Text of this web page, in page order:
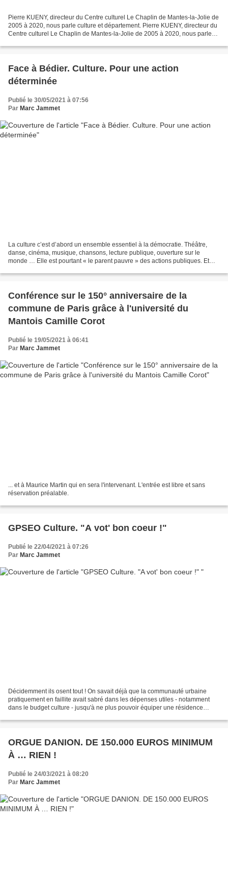
Pierre KUENY, directeur du Centre culturel Le Chaplin de Mantes-la-Jolie de
2005 à 2020, nous parle culture et département. Pierre KUENY, directeur du
Centre culturel Le Chaplin de Mantes-la-Jolie de 2005 à 2020, nous parle
Face à Bédier. Culture. Pour une action
déterminée
Publié le 30/05/2021 à 07:56
Par Marc Jammet
La culture c’est d’abord un ensemble essentiel à la démocratie. Théâtre,
danse, cinéma, musique, chansons, lecture publique, ouverture sur le
monde … Elle est pourtant « le parent pauvre » des actions publiques. Et
Conférence sur le 150° anniversaire de la
commune de Paris grâce à l'université du
Mantois Camille Corot
Publié le 19/05/2021 à 06:41
Par Marc Jammet
... et à Maurice Martin qui en sera l'intervenant. L'entrée est libre et sans
réservation préalable.
GPSEO Culture. "A vot' bon coeur !"
Publié le 22/04/2021 à 07:26
Par Marc Jammet
Décidemment ils osent tout ! On savait déjà que la communauté urbaine
pratiquement en faillite avait sabré dans les dépenses utiles - notamment
dans le budget culture - jusqu'à ne plus pouvoir équiper une résidence
ORGUE DANION. DE 150.000 EUROS MINIMUM
À … RIEN !
Publié le 24/03/2021 à 08:20
Par Marc Jammet